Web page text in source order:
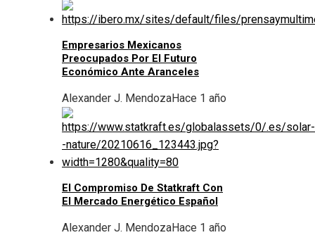
Empresarios Mexicanos
Preocupados Por El Futuro
Económico Ante Aranceles
Alexander J. MendozaHace 1 año
El Compromiso De Statkraft Con
El Mercado Energético Español
Alexander J. MendozaHace 1 año